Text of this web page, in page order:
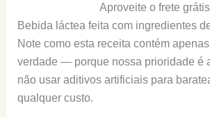
Aproveite o frete
Bebida láctea feita com ingredientes
Note como esta receita contém
verdade — porque nossa prioridade é
não usar aditivos artificiais para
qualquer custo.